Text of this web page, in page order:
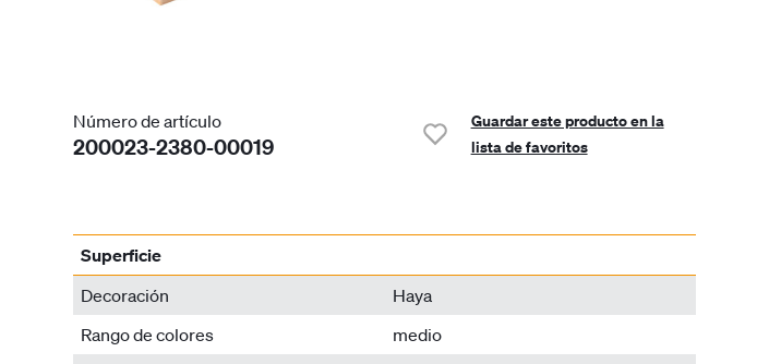
Número de artículo
200023-2380-00019
Guardar este producto en la
lista de favoritos
Superficie
Decoración
Haya
Rango de colores
medio